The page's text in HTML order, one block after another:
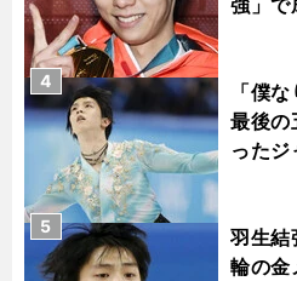
強」で
「僕
最後の
った
4
羽生結
輪の金
5